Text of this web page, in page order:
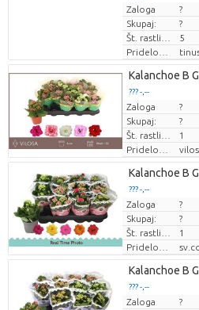
Loading...
??? -,--
Cena za kos
Loading...
??? -,--
Cena za kos
Loading...
??? -,--
Cena za kos
Cena za kos
Kalanchoe B
??? -,--
Cena za kos
Zaloga ?
Skupaj:
?
1
Kalanchoe B
??? -,--
Cena za kos
Zaloga ?
Skupaj:
?
1
Kalanchoe B
??? -,--
Cena za kos
Zaloga ?
Cena za kos
Zaloga ?
Skupaj:
?
5